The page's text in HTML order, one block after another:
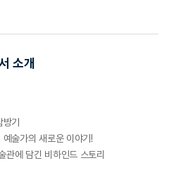
소개
기
술가의 새로운 이야기!
관에 담긴 비하인드 스토리